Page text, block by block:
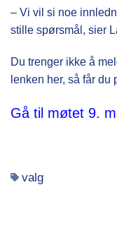
– Vi vil si noe
stille spørsmål, sier
Du trenger ikke å
lenken her, så får du
Gå til møtet 9.
valg